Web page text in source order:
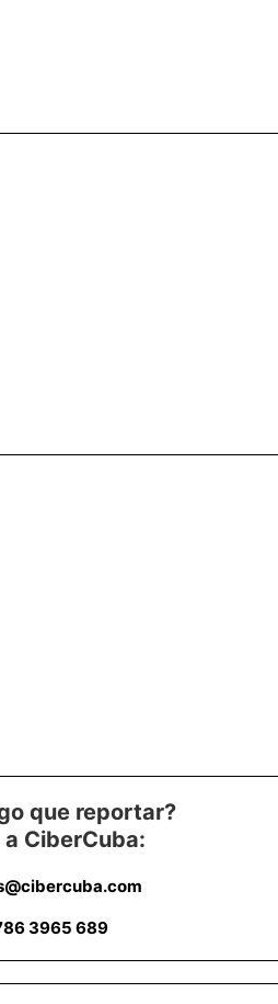
que reportar?
CiberCuba:
3965 689